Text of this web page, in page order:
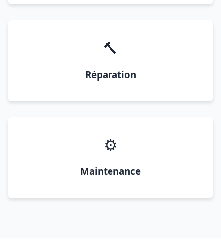
🔨
Réparation
⚙️
Maintenance